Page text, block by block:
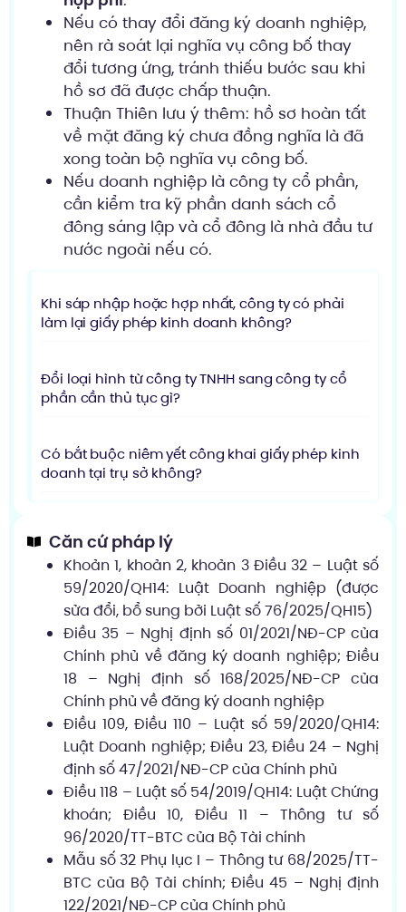
Nếu có thay đổi đăng ký doanh nghiệp,
nên rà soát lại nghĩa vụ công bố thay
đổi tương ứng, tránh thiếu bước sau khi
hồ sơ đã được chấp thuận.
Thuận Thiên lưu ý thêm: hồ sơ hoàn tất
về mặt đăng ký chưa đồng nghĩa là đã
xong toàn bộ nghĩa vụ công bố.
Nếu doanh nghiệp là công ty cổ phần,
cần kiểm tra kỹ phần danh sách cổ
đông sáng lập và cổ đông là nhà đầu tư
nước ngoài nếu có.
Khi sáp nhập hoặc hợp nhất, công ty có phải
làm lại giấy phép kinh doanh không?
Đổi loại hình từ công ty TNHH sang công ty cổ
phần cần thủ tục gì?
Có bắt buộc niêm yết công khai giấy phép kinh
doanh tại trụ sở không?
Căn cứ pháp lý
Khoản 1, khoản 2, khoản 3 Điều 32 – Luật số
59/2020/QH14: Luật Doanh nghiệp (được
sửa đổi, bổ sung bởi Luật số 76/2025/QH15)
Điều 35 – Nghị định số 01/2021/NĐ-CP của
Chính phủ về đăng ký doanh nghiệp; Điều
18 – Nghị định số 168/2025/NĐ-CP của
Chính phủ về đăng ký doanh nghiệp
Điều 109, Điều 110 – Luật số 59/2020/QH14:
Luật Doanh nghiệp; Điều 23, Điều 24 – Nghị
định số 47/2021/NĐ-CP của Chính phủ
Điều 118 – Luật số 54/2019/QH14: Luật Chứng
khoán; Điều 10, Điều 11 – Thông tư số
96/2020/TT-BTC của Bộ Tài chính
Mẫu số 32 Phụ lục I – Thông tư 68/2025/TT-
BTC của Bộ Tài chính; Điều 45 – Nghị định
122/2021/NĐ-CP của Chính phủ